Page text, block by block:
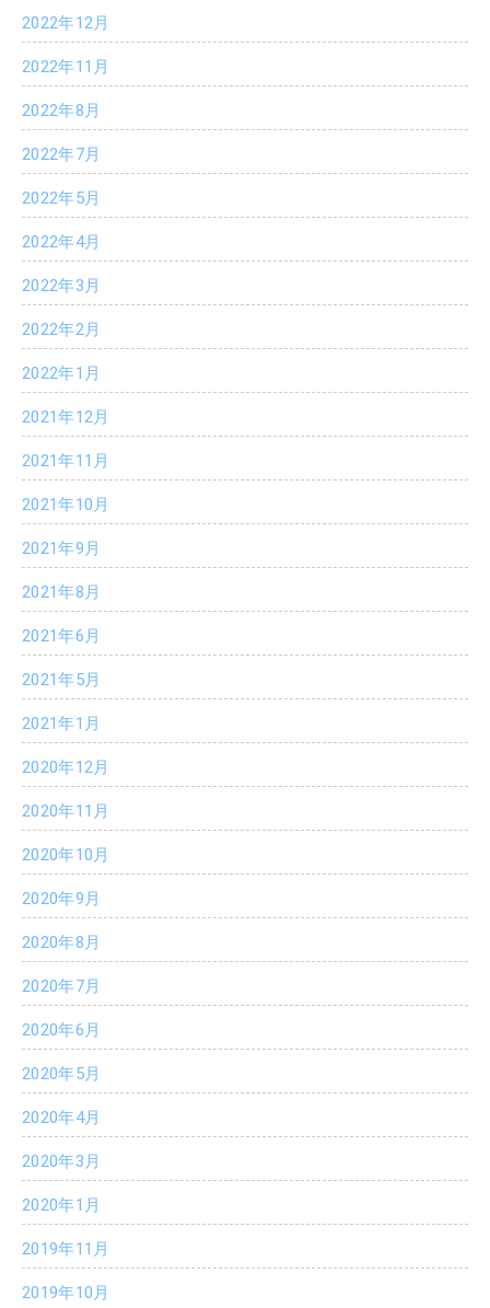
2022年12月
2022年11月
2022年8月
2022年7月
2022年5月
2022年4月
2022年3月
2022年2月
2022年1月
2021年12月
2021年11月
2021年10月
2021年9月
2021年8月
2021年6月
2021年5月
2021年1月
2020年12月
2020年11月
2020年10月
2020年9月
2020年8月
2020年7月
2020年6月
2020年5月
2020年4月
2020年3月
2020年1月
2019年11月
2019年10月